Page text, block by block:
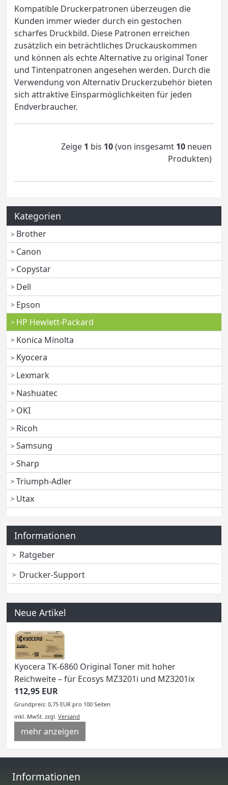
Kompatible Druckerpatronen überzeugen die
Kunden immer wieder durch ein gestochen
scharfes Druckbild. Diese Patronen erreichen
zusätzlich ein beträchtliches Druckauskommen
und können als echte Alternative zu original Toner
und Tintenpatronen angesehen werden. Durch die
Verwendung von Alternativ Druckerzubehör bieten
sich attraktive Einsparmöglichkeiten für jeden
Endverbraucher.
Zeige 1 bis 10(von insgesamt 10 neuen
Produkten)
Kategorien
Brother
Canon
Copystar
Dell
Epson
HP Hewlett-Packard
Konica Minolta
Kyocera
Lexmark
Nashuatec
OKI
Ricoh
Samsung
Sharp
Triumph-Adler
Utax
Informationen
Ratgeber
Drucker-Support
Neue Artikel
Kyocera TK-6860 Original Toner mit hoher
Reichweite – für Ecosys MZ3201i und MZ3201ix
112,95 EUR
Grundpreis: 0,75 EUR pro 100 Seiten
inkl. MwSt. zzgl. Versand
mehr anzeigen
Informationen